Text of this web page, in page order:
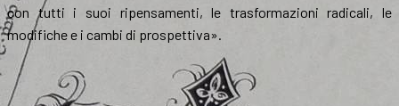
con tutti i suoi ripensamenti, le trasformazioni radicali, le
modifiche e i cambi di prospettiva».